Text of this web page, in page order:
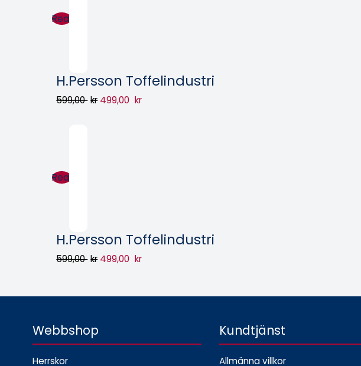
Rea!
H.Persson Toffelindustri
599,00 kr 499,00 kr
Rea!
H.Persson Toffelindustri
599,00 kr 499,00 kr
Webbshop
Herrskor
Kundtjänst
Allmänna villkor